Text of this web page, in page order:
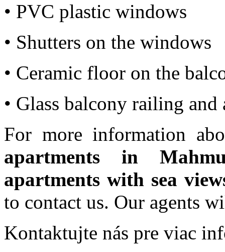
• PVC plastic windows
• Shutters on the windows
• Ceramic floor on the
• Glass balcony railing
For more information
apartments in
apartments with sea
to contact us. Our agents
Kontaktujte nás pre viac